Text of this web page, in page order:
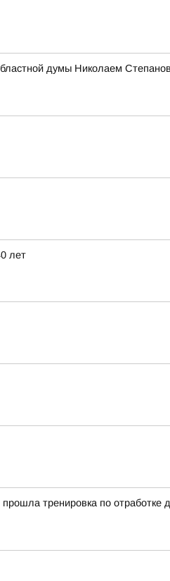
думы Николаем
лет
тренировка по отработке